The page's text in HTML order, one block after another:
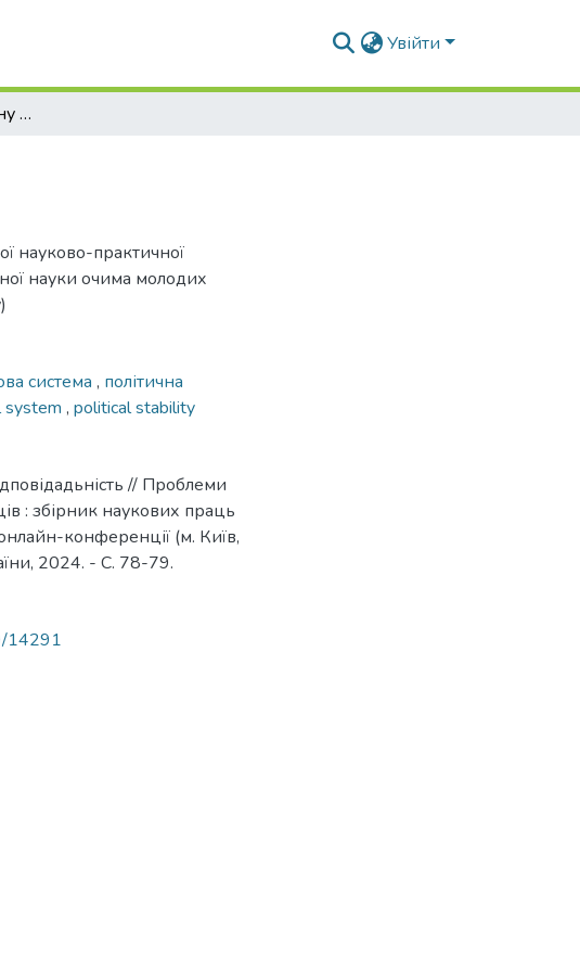
Увійти
Закон про кримінальну відповідадьність
науково-практичної
науки очима молодих
система , політична
system , political stability
// Проблеми
: збірник наукових праць
конференції (м. Київ,
2024. - С. 78-79.
14291